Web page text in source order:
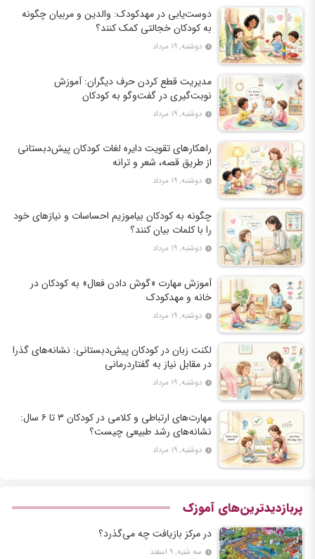
دوست‌یابی در مهدکودک: والدین و مربیان چگونه
به کودکان خجالتی کمک کنند؟
دوشنبه, ۱۹ مرداد
مدیریت قطع کردن حرف دیگران: آموزش
نوبت‌گیری در گفت‌وگو به کودکان
دوشنبه, ۱۹ مرداد
راهکارهای تقویت دایره لغات کودکان پیش‌دبستانی
از طریق قصه، شعر و ترانه
دوشنبه, ۱۹ مرداد
چگونه به کودکان بیاموزیم احساسات و نیازهای خود
را با کلمات بیان کنند؟
دوشنبه, ۱۹ مرداد
آموزش مهارت «گوش دادن فعال» به کودکان در
خانه و مهدکودک
دوشنبه, ۱۹ مرداد
لکنت زبان در کودکان پیش‌دبستانی: نشانه‌های گذرا
در مقابل نیاز به گفتاردرمانی
دوشنبه, ۱۹ مرداد
مهارت‌های ارتباطی و کلامی در کودکان ۳ تا ۶ سال:
نشانه‌های رشد طبیعی چیست؟
دوشنبه, ۱۹ مرداد
پربازدیدترین‌های آموزک
در مرکز بازیافت چه می‌گذرد؟
سه شنبه, ۹ اسفند